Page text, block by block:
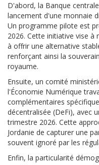
D'abord, la Banque
lancement d'une monnaie
Un programme pilote est
2026. Cette initiative vise
à offrir une alternative
renforçant ainsi la
royaume.
Ensuite, un comité
l'Économie Numérique
complémentaires
décentralisée (DeFi), avec
trimestre 2026. Cette
Jordanie de capturer une
souvent ignoré par les
Enfin, la particularité